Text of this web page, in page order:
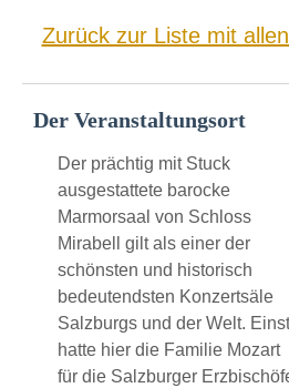
Zurück zur Liste mit
Der Veranstaltungsort
Der prächtig mit Stuck
ausgestattete barocke
Marmorsaal von Schloss
Mirabell gilt als einer der
schönsten und historisch
bedeutendsten Konzertsäle
Salzburgs und der Welt. Einst
hatte hier die Familie Mozart
für die Salzburger